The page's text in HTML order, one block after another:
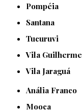
Pompéia
Santana
Tucuruvi
Vila Guilherme
Vila Jaraguá
Anália Franco
Mooca